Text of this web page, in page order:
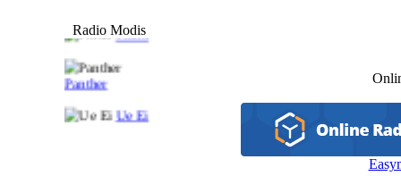
Radio Modis
Frank
Panther
Ue Ei